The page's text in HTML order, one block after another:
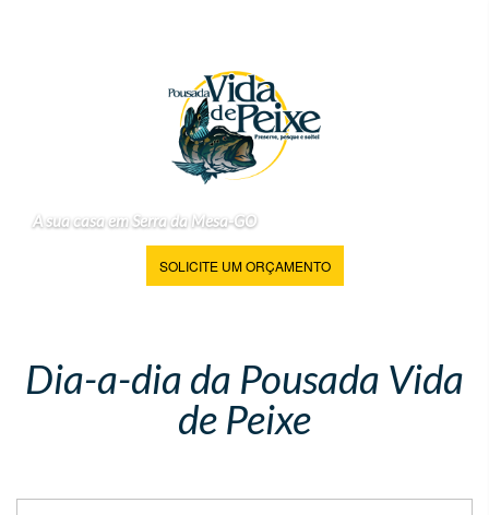
A sua casa em Serra da Mesa-GO
SOLICITE UM ORÇAMENTO
Dia-a-dia da Pousada Vida
de Peixe